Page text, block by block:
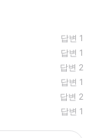
답변 1
답변 1
답변 2
답변 1
답변 2
답변 1